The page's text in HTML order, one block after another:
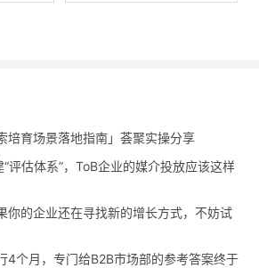
培育场景落地指南」荟聚实操分享
“评估体系”，ToB企业的媒介投放应该这样
你的企业还在寻找新的增长方式，不妨试
4个月，专门给B2B市场部的参考答案终于